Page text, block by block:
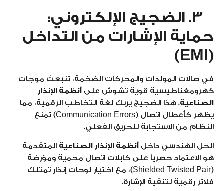
3. الضجيج الإلكتروني:
حماية الإشارات من التداخل
(EMI)
في صالات المولدات والمحركات الضخمة، تنبعث موجات
كهرومغناطيسية قوية تشوش على أنظمة الإنذار
الصناعية. هذا الضجيج يربك لغة التخاطب الرقمية، مما
يظهر كأعطال اتصال (Communication Errors) تمنع
النظام من الاستجابة للحريق الفعلي.
الحل الهندسي داخل أنظمة الإنذار الصناعية المتقدمة
هو الاعتماد حصرياً على كابلات اتصال محمية ومؤرضة
(Shielded Twisted Pair)، مع اختيار لوحات إنذار تمتلك
فلاتر رقمية لتنقية الإشارة.